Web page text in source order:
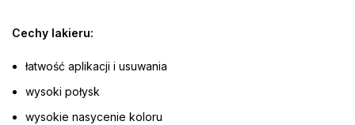
Cechy lakieru:
łatwość aplikacji i usuwania
wysoki połysk
wysokie nasycenie koloru